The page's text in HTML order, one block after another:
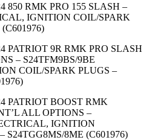
850 RMK PRO 155 SLASH –
IGNITION COIL/SPARK
PATRIOT 9R RMK PRO SLASH
– S24TFM9BS/9BE
COIL/SPARK PLUGS –
PATRIOT BOOST RMK
ALL OPTIONS –
IGNITION
S24TGG8MS/8ME (C601976)